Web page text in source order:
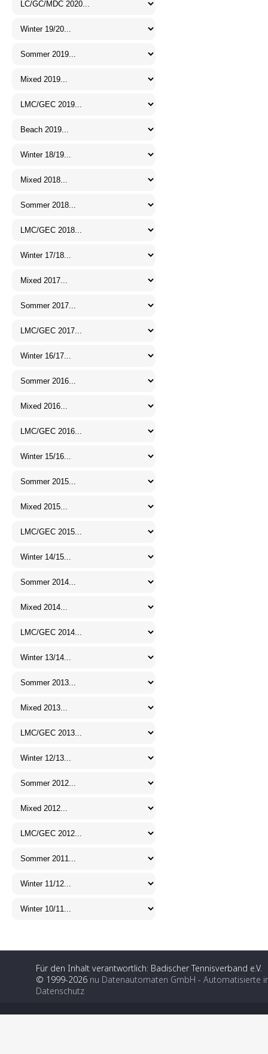
Für den Inhalt verantwortlich: Badischer Tennisverband e.V.
© 1999-2026 nu Datenautomaten GmbH - Automatisierte
Datenschutz